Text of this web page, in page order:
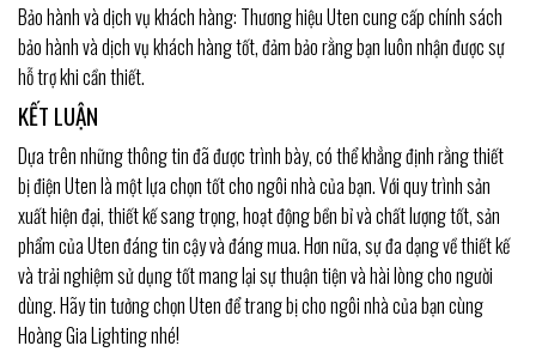
Bảo hành và dịch vụ khách hàng: Thương hiệu Uten cung cấp chính sách
bảo hành và dịch vụ khách hàng tốt, đảm bảo rằng bạn luôn nhận được sự
hỗ trợ khi cần thiết.
KẾT LUẬN
Dựa trên những thông tin đã được trình bày, có thể khẳng định rằng thiết
bị điện Uten là một lựa chọn tốt cho ngôi nhà của bạn. Với quy trình sản
xuất hiện đại, thiết kế sang trọng, hoạt động bền bỉ và chất lượng tốt, sản
phẩm của Uten đáng tin cậy và đáng mua. Hơn nữa, sự đa dạng về thiết kế
và trải nghiệm sử dụng tốt mang lại sự thuận tiện và hài lòng cho người
dùng. Hãy tin tưởng chọn Uten để trang bị cho ngôi nhà của bạn cùng
Hoàng Gia Lighting nhé!